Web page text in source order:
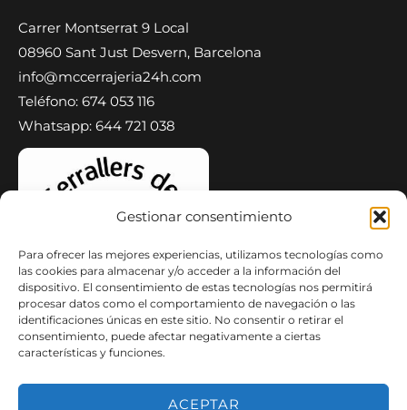
Gestionar consentimiento
Para ofrecer las mejores experiencias, utilizamos tecnologías como
las cookies para almacenar y/o acceder a la información del
dispositivo. El consentimiento de estas tecnologías nos permitirá
procesar datos como el comportamiento de navegación o las
identificaciones únicas en este sitio. No consentir o retirar el
consentimiento, puede afectar negativamente a ciertas
características y funciones.
ACEPTAR
Carrer Montserrat 9 Local
08960 Sant Just Desvern, Barcelona
info@mccerrajeria24h.com
Teléfono: 674 053 116
Whatsapp: 644 721 038